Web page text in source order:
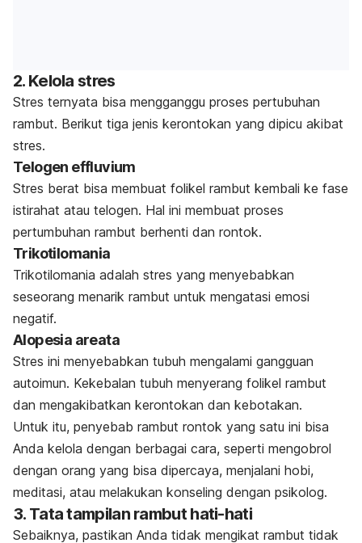
2. Kelola stres
Stres ternyata bisa mengganggu proses pertubuhan
rambut. Berikut tiga jenis kerontokan yang dipicu akibat
stres.
Telogen effluvium
Stres berat bisa membuat folikel rambut kembali ke fase
istirahat atau telogen. Hal ini membuat proses
pertumbuhan rambut berhenti dan rontok.
Trikotilomania
Trikotilomania adalah stres yang menyebabkan
seseorang menarik rambut untuk mengatasi emosi
negatif.
Alopesia areata
Stres ini menyebabkan tubuh mengalami gangguan
autoimun. Kekebalan tubuh menyerang folikel rambut
dan mengakibatkan kerontokan dan kebotakan.
Untuk itu, penyebab rambut rontok yang satu ini bisa
Anda kelola dengan berbagai cara, seperti mengobrol
dengan orang yang bisa dipercaya, menjalani hobi,
meditasi, atau melakukan konseling dengan psikolog.
3. Tata tampilan rambut hati-hati
Sebaiknya, pastikan Anda tidak mengikat rambut tidak